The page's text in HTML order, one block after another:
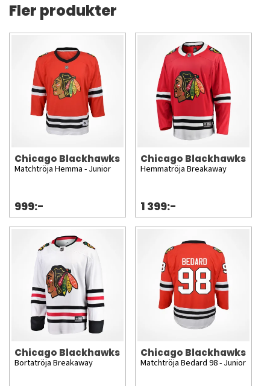
Fler produkter
Chicago Blackhawks
Matchtröja Hemma - Junior
999:-
Chicago Blackhawks
Hemmatröja Breakaway
1 399:-
Chicago Blackhawks
Bortatröja Breakaway
Chicago Blackhawks
Matchtröja Bedard 98 - Junior